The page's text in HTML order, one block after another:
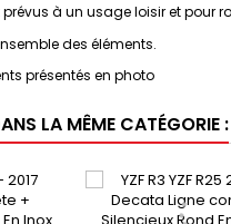
à un usage loisir et pour
des éléments.
présentés en photo
LA MÊME CATÉGORIE :